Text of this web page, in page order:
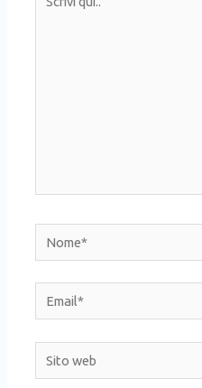
Nome*
Email*
Sito
web